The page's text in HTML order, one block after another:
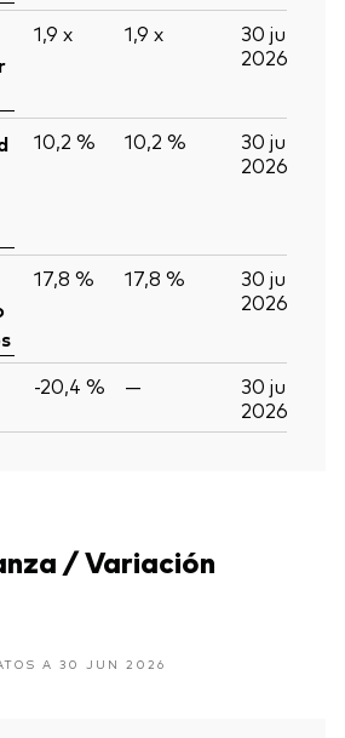
1,9 x 1,9 x
30 jun
2026
10,2 % 10,2 %
30 jun
2026
17,8 % 17,8 %
30 jun
2026
-20,4 % —
30 jun
2026
/ Variación
A 30 JUN 2026